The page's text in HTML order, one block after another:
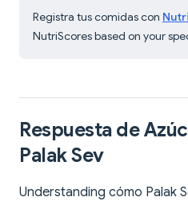
Registra tus comidas con
NutriScores based on your
Respuesta de
Palak Sev
Understanding cómo Palak